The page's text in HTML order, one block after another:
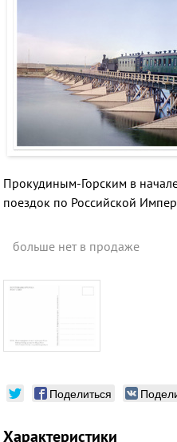
Прокудиным-Горским в
поездок по Российской
больше нет в продаже
Поделиться
Характеристики